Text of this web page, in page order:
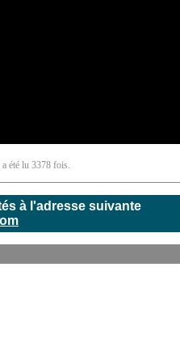
a été lu 3378 fois.
à l'adresse suivante